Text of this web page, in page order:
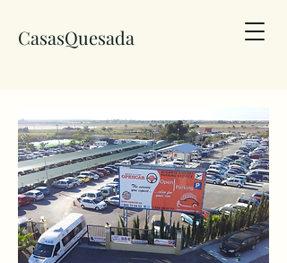
CasasQuesada